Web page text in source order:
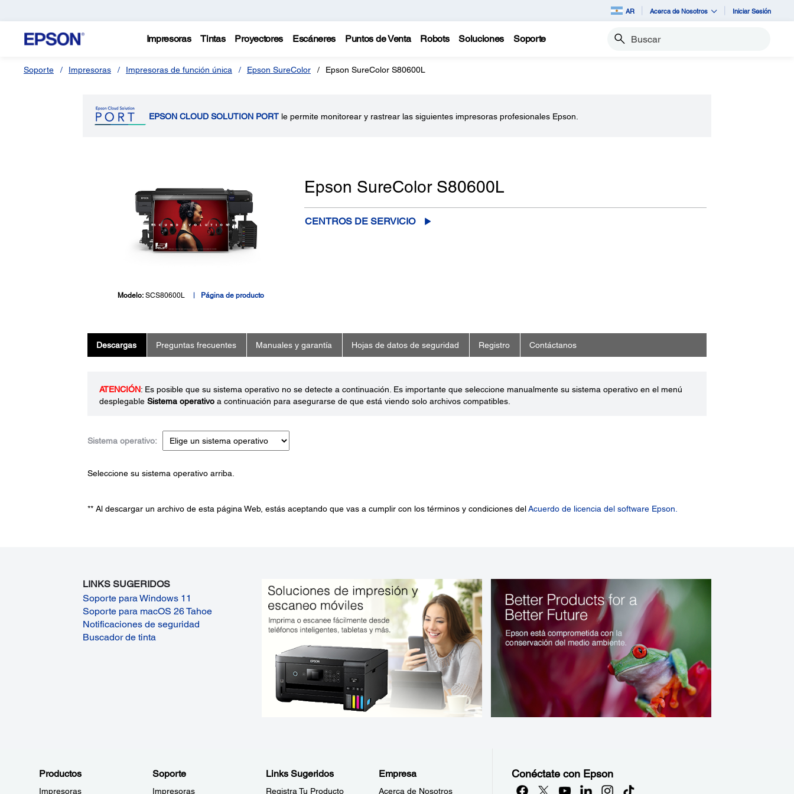
AR Acerca de Nosotros Iniciar Sesión
Impresoras Tintas Proyectores Escáneres Puntos de Venta Robots Soluciones Soporte Buscar
Soporte Impresoras Impresoras de función única Epson SureColor Epson SureColor S80600L
EPSON CLOUD SOLUTION PORT le permite monitorear y rastrear las siguientes impresoras profesionales Epson.
Modelo: SCS80600L Página de producto
Epson SureColor S80600L
CENTROS DE SERVICIO
Descargas Preguntas frecuentes Manuales y garantía Hojas de datos de seguridad Registro Contáctanos
ATENCIÓN: Es posible que su sistema operativo no se detecte a continuación. Es importante que seleccione manualmente su sistema operativo en el menú
desplegable Sistema operativoa continuación para asegurarse de que está viendo solo archivos compatibles.
Sistema operativo:
Seleccione su sistema operativo arriba.
** Al descargar un archivo de esta página Web, estás aceptando que vas a cumplir con los términos y condiciones delAcuerdo de licencia del software Epson.
LINKS SUGERIDOS
Soporte para Windows 11
Soporte para macOS 26 Tahoe
Notificaciones de seguridad
Buscador de tinta
Productos
Impresoras
Soporte
Impresoras
Links Sugeridos
Registra Tu Producto
Empresa
Acerca de Nosotros
Conéctate con Epson